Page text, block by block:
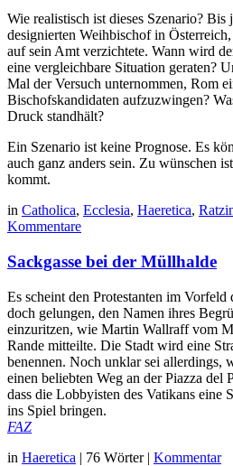
Wie realistisch ist dieses Szenario? Bis
designierten Weihbischof in
auf sein Amt verzichtete. Wann wird
eine vergleichbare Situation geraten?
Mal der Versuch unternommen, Rom
Bischofskandidaten aufzuzwingen?
Druck standhält?
Ein Szenario ist keine Prognose. Es
auch ganz anders sein. Zu wünschen
kommt.
in Catholica, Ecclesia, Haeretica,
Kommentare
Sackgasse bei der Müllhalde
Es scheint den Protestanten im Vorfeld
doch gelungen, den Namen ihres
einzuritzen, wie Martin Wallraff vom
Rande mitteilte. Die Stadt wird eine
benennen. Noch unklar sei allerdings,
einen beliebten Weg an der Piazza
dass die Lobbyisten des Vatikans eine
ins Spiel bringen.
FAZ
in Haeretica | 76 Wörter | Kommentar